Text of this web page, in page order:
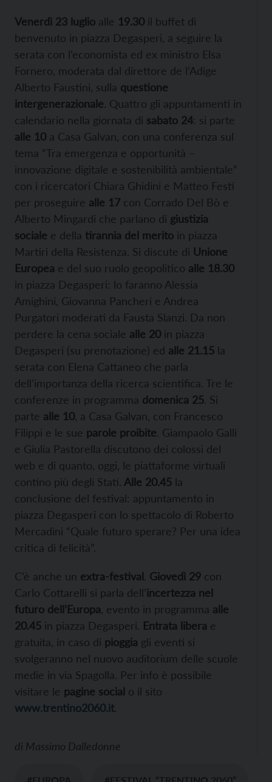
Venerdì 23 luglio alle 19.30 il buffet di
benvenuto in piazza Degasperi, a seguire la
serata con l’economista ed ex ministro Elsa
Fornero, moderata dal direttore de l’Adige
Alberto Faustini, sulla questione
intergenerazionale. Quattro gli appuntamenti in
calendario nella giornata di sabato 24: si parte
alle 10 a Casa Galvan, con una conferenza sul
tema “Tra emergenza e opportunità –
innovazione digitale e sostenibilità ambientale”
con i ricercatori Chiara Ghidini e Matteo Festi
per proseguire alle 17 con Corrado Del Bò e
Alberto Mingardi che parlano di giustizia
sociale e della tirannia del merito in piazza
Martiri della Resistenza. Si discute di Unione
Europea e del suo ruolo geopolitico alle 18.30
in piazza Degasperi: lo faranno Alessia
Amighini, Giovanna Pancheri e Andrea
Purgatori moderati da Fausta Slanzi. Da non
perdere la cena sociale alle 20 in piazza
Degasperi (su prenotazione) ed alle 21.15 la
serata con Elena Cattaneo che parla
dell’importanza della ricerca scientifica. Tre le
conferenze in programma domenica 25. Si
parte alle 10 , a Casa Galvan, con Francesco
Filippi e le sue parole proibite. Giampaolo Galli
e Giulia Pastorella discutono dei colossi del
web e di quanto, oggi, le piattaforme virtuali
contino più degli Stati. Alle 20.45 la
conclusione del festival: appuntamento in
piazza Degasperi con lo spettacolo di Roberto
Mercadini “Quale futuro sperare? Per una idea
critica di felicità”.
C’è anche un extra-festival. Giovedì 29 con
Carlo Cottarelli si parla dell’incertezza nel
futuro dell’Europa , evento in programma alle
20.45 in piazza Degasperi. Entrata libera e
gratuita, in caso di pioggia gli eventi si
svolgeranno nel nuovo auditorium delle scuole
medie in via Spagolla. Per info è possibile
visitare le pagine social o il sito
www.trentino2060.it.
di Massimo Dalledonne
#EUROPA #FESTIVAL “TRENTINO 2060”